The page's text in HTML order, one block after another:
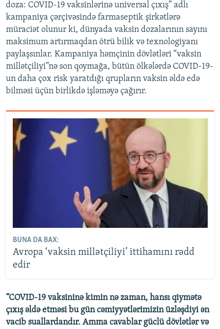
doza: COVID-19 vaksinlərinə universal çıxış” adlı
kampaniya çərçivəsində farmaseptik şirkətlərə
müraciət olunur ki, dünyada vaksin dozalarının sayını
maksimum artırmaqdan ötrü bilik və texnologiyanı
paylaşsınlar. Kampaniya həmçinin dövlətləri “vaksin
millətçiliyi”nə son qoymağa, bütün ölkələrdə COVID-19-
un daha çox risk yaratdığı qrupların vaksin əldə edə
bilməsi üçün birlikdə işləməyə çağırır.
BUNA DA BAX:
Avropa ‘vaksin millətçiliyi’ ittihamını rədd
edir
“COVID-19 vaksininə kimin nə zaman, hansı qiymətə
çıxış əldə etməsi bu gün cəmiyyətlərimizin üzləşdiyi ən
vacib suallardandır. Amma cavablar güclü dövlətlər və